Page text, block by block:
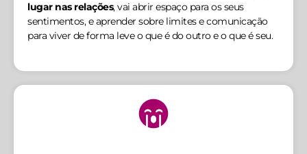
lugar nas relações, vai abrir espaço para os seus
sentimentos, e aprender sobre limites e comunicação
para viver de forma leve o que é do outro e o que é seu.